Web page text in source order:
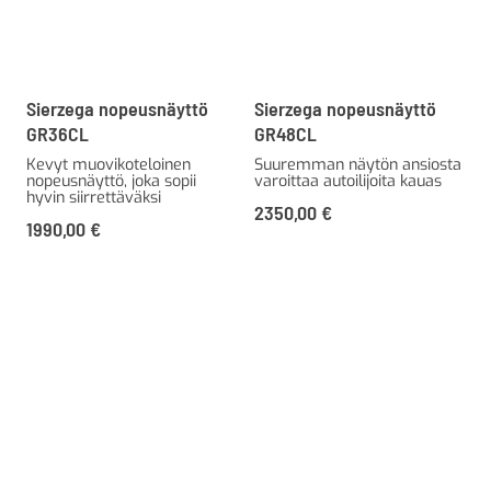
Sierzega nopeusnäyttö
GR36CL
Kevyt muovikoteloinen
nopeusnäyttö, joka sopii
hyvin siirrettäväksi
1990,00 €
Sierzega nopeusnäyttö
GR48CL
Suuremman näytön ansiosta
varoittaa autoilijoita kauas
2350,00 €